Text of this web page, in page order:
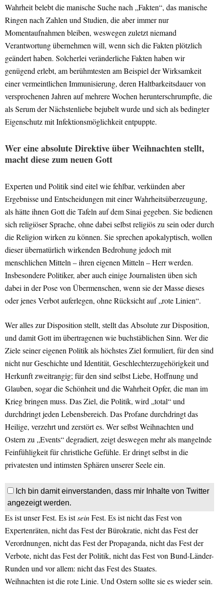
Wahrheit belebt die manische Suche nach „Fakten“, das manische
Ringen nach Zahlen und Studien, die aber immer nur
Momentaufnahmen bleiben, weswegen zuletzt niemand
Verantwortung übernehmen will, wenn sich die Fakten plötzlich
geändert haben. Solcherlei veränderliche Fakten haben wir
genügend erlebt, am berühmtesten am Beispiel der Wirksamkeit
einer vermeintlichen Immunisierung, deren Haltbarkeitsdauer von
versprochenen Jahren auf mehrere Wochen herunterschrumpfte, die
als Serum der Nächstenliebe bejubelt wurde und sich als bedingter
Eigenschutz mit Infektionsmöglichkeit entpuppte.
Wer eine absolute Direktive über Weihnachten stellt,
macht diese zum neuen Gott
Experten und Politik sind eitel wie fehlbar, verkünden aber
Ergebnisse und Entscheidungen mit einer Wahrheitsüberzeugung,
als hätte ihnen Gott die Tafeln auf dem Sinai gegeben. Sie bedienen
sich religiöser Sprache, ohne dabei selbst religiös zu sein oder durch
die Religion wirken zu können. Sie sprechen apokalyptisch, wollen
dieser übernatürlich wirkenden Bedrohung jedoch mit
menschlichen Mitteln – ihren eigenen Mitteln – Herr werden.
Insbesondere Politiker, aber auch einige Journalisten üben sich
dabei in der Pose von Übermenschen, wenn sie der Masse dieses
oder jenes Verbot auferlegen, ohne Rücksicht auf „rote Linien“.
Wer alles zur Disposition stellt, stellt das Absolute zur Disposition,
und damit Gott im übertragenen wie buchstäblichen Sinn. Wer die
Ziele seiner eigenen Politik als höchstes Ziel formuliert, für den sind
nicht nur Geschichte und Identität, Geschlechterzugehörigkeit und
Herkunft zweitrangig; für den sind selbst Liebe, Hoffnung und
Glauben, sogar die Schönheit und die Wahrheit Opfer, die man im
Krieg bringen muss. Das Ziel, die Politik, wird „total“ und
durchdringt jeden Lebensbereich. Das Profane durchdringt das
Heilige, verzehrt und zerstört es. Wer selbst Weihnachten und
Ostern zu „Events“ degradiert, zeigt deswegen mehr als mangelnde
Feinfühligkeit für christliche Gefühle. Er dringt selbst in die
privatesten und intimsten Sphären unserer Seele ein.
Ich bin damit einverstanden, dass mir Inhalte von Twitter
angezeigt werden.
Es ist unser Fest. Es istseinFest. Es ist nicht das Fest von
Expertenräten, nicht das Fest der Bürokratie, nicht das Fest der
Verordnungen, nicht das Fest der Propaganda, nicht das Fest der
Verbote, nicht das Fest der Politik, nicht das Fest von Bund-Länder-
Runden und vor allem: nicht das Fest des Staates.
Weihnachten ist die rote Linie. Und Ostern sollte sie es wieder sein.